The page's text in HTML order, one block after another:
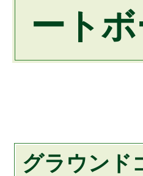
ート
グラウンド